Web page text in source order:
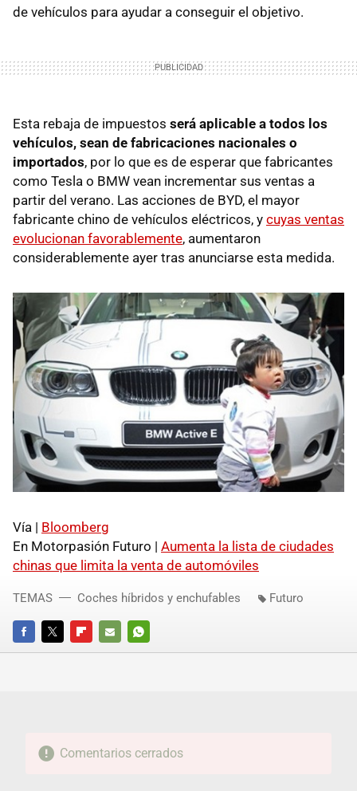
de vehículos para ayudar a conseguir el objetivo.
Esta rebaja de impuestos será aplicable a todos los
vehículos, sean de fabricaciones nacionales o
importados, por lo que es de esperar que fabricantes
como Tesla o BMW vean incrementar sus ventas a
partir del verano. Las acciones de BYD, el mayor
fabricante chino de vehículos eléctricos, y cuyas ventas
evolucionan favorablemente, aumentaron
considerablemente ayer tras anunciarse esta medida.
Vía | Bloomberg
En Motorpasión Futuro | Aumenta la lista de ciudades
chinas que limita la venta de automóviles
FACEBOOKTWITTERFLIPBOARD
E-
WHATSAPP
TEMAS Coches híbridos y enchufables Futuro
Comentarios cerrados